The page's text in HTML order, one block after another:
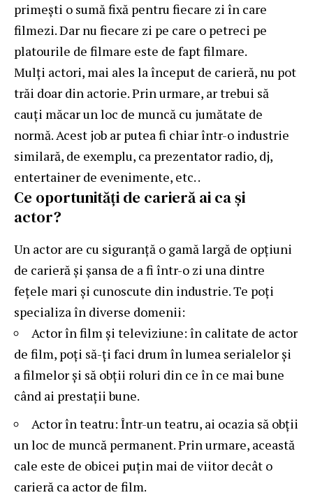
primești o sumă fixă ​​pentru fiecare zi în care
filmezi. Dar nu fiecare zi pe care o petreci pe
platourile de filmare este de fapt filmare.
Mulți actori, mai ales la început de carieră, nu pot
trăi doar din actorie. Prin urmare, ar trebui să
cauți măcar un loc de muncă cu jumătate de
normă. Acest job ar putea fi chiar într-o industrie
similară, de exemplu, ca prezentator radio, dj,
entertainer de evenimente, etc. .
Ce oportunități de carieră ai ca și
actor?
Un actor are cu siguranță o gamă largă de opțiuni
de carieră și șansa de a fi într-o zi una dintre
fețele mari și cunoscute din industrie. Te poți
specializa în diverse domenii:
Actor în film și televiziune: în calitate de actor
de film, poți să-ți faci drum în lumea serialelor și
a filmelor și să obții roluri din ce în ce mai bune
când ai prestații bune.
Actor în teatru: Într-un teatru, ai ocazia să obții
un loc de muncă permanent. Prin urmare, această
cale este de obicei puțin mai de viitor decât o
carieră ca actor de film.